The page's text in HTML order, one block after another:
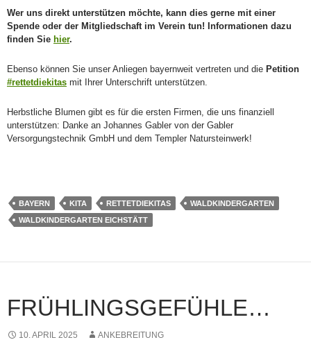
Wer uns direkt unterstützen möchte, kann dies gerne mit einer
Spende oder der Mitgliedschaft im Verein tun! Informationen dazu
finden Sie hier.
Ebenso können Sie unser Anliegen bayernweit vertreten und die Petition
#rettetdiekitas mit Ihrer Unterschrift unterstützen.
Herbstliche Blumen gibt es für die ersten Firmen, die uns finanziell
unterstützen: Danke an Johannes Gabler von der Gabler
Versorgungstechnik GmbH und dem Templer Natursteinwerk!
BAYERN KITA RETTETDIEKITAS
WALDKINDERGARTEN
WALDKINDERGARTEN EICHSTÄTT
FRÜHLINGSGEFÜHLE…
10. APRIL 2025 ANKEBREITUNG